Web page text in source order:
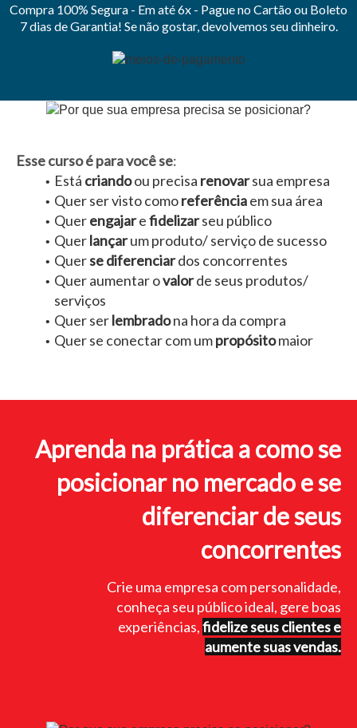
Compra 100% Segura - Em até 6x - Pague no Cartão ou Boleto
7 dias de Garantia! Se não gostar, devolvemos seu dinheiro.
Esse curso é para você se:
Está criandoou precisa renovarsua empresa
Quer ser visto comoreferênciaem sua área
Querengajarefidelizarseu público
Querlançarum produto/ serviço de sucesso
Querse diferenciardos concorrentes
Quer aumentar ovalorde seus produtos/
serviços
Quer serlembradona hora da compra
Quer se conectar com umpropósitomaior
Aprenda na prática a como se
posicionar no mercado e se
diferenciar de seus
concorrentes
Crie uma empresa com personalidade,
conheça seu público ideal, gere boas
experiências,fidelize seus clientes e
aumente suas vendas.